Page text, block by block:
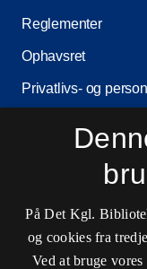
Reglementer
Ophavsret
Privatlivs- og
Driftsstatus
Cookieindstillinger
På Det Kgl.
og cookies fra
Ved at bruge